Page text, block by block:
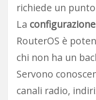
richiede un
La
RouterOS è
chi non ha un
Servono
canali radio,